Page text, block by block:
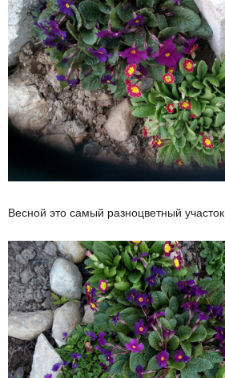
Весной это самый разноцветный участок.